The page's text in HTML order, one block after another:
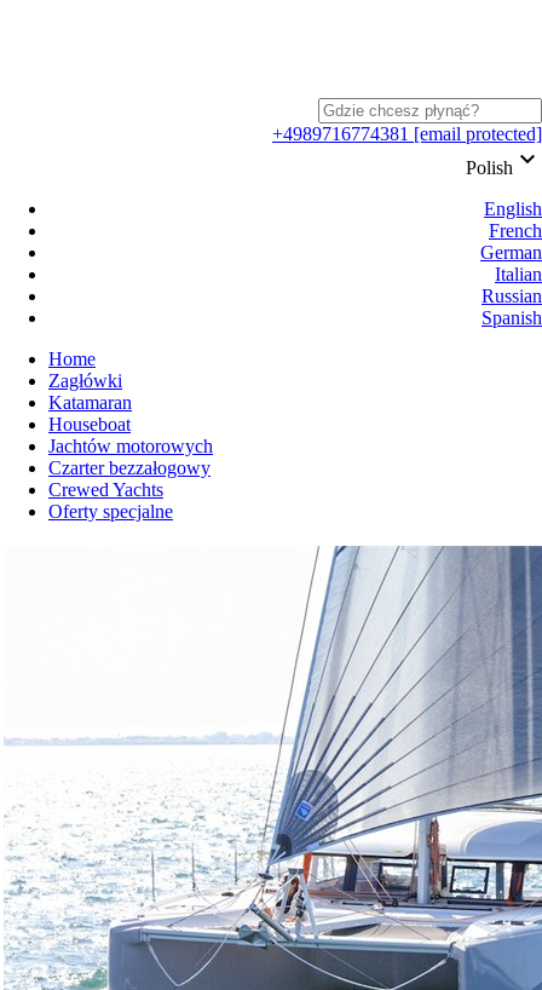
+4989716774381 [email protected]
Polish keyboard_arrow_down
English
French
German
Italian
Russian
Spanish
Home
Zagłówki
Katamaran
Houseboat
Jachtów motorowych
Czarter bezzałogowy
Crewed Yachts
Oferty specjalne